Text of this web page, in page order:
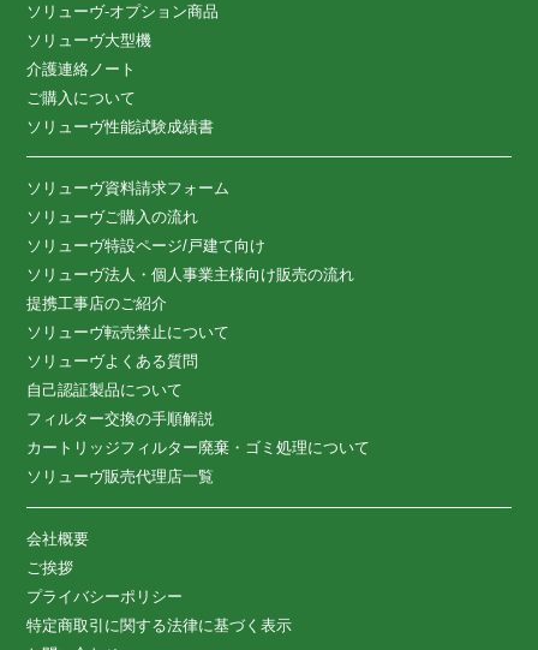
ソリューヴ-オプション商品
ソリューヴ大型機
介護連絡ノート
ご購入について
ソリューヴ性能試験成績書
ソリューヴ資料請求フォーム
ソリューヴご購入の流れ
ソリューヴ特設ページ/戸建て向け
ソリューヴ法人・個人事業主様向け販売の流れ
提携工事店のご紹介
ソリューヴ転売禁止について
ソリューヴよくある質問
自己認証製品について
フィルター交換の手順解説
カートリッジフィルター廃棄・ゴミ処理について
ソリューヴ販売代理店一覧
会社概要
ご挨拶
プライバシーポリシー
特定商取引に関する法律に基づく表示